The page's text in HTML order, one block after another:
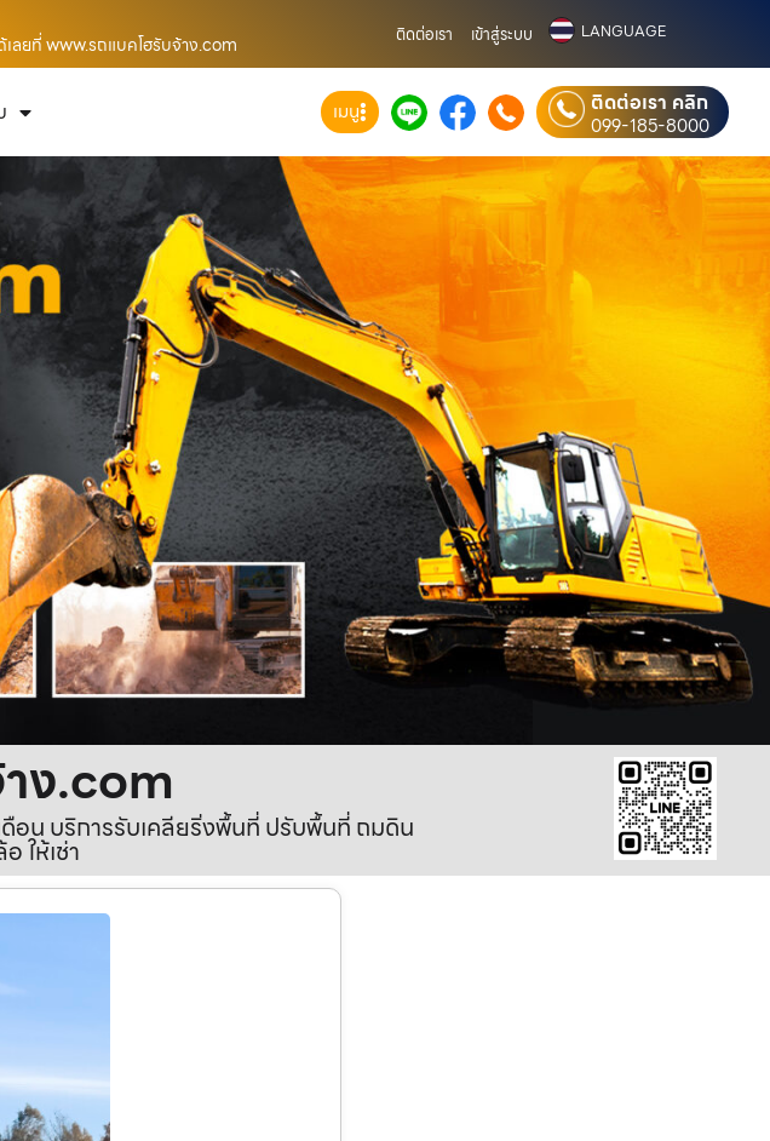
ลยที่ www.รถแบคโฮรับจ้าง.com
ติดต่อเรา เข้าสู่ระบบ LANGUAGE
เมนู ติดต่อเรา คลิก
099-185-8000
ง.com
ดือน บริการรับเคลียริ่งพื้นที่ ปรับพื้นที่ ถมดิน
ให้เช่า